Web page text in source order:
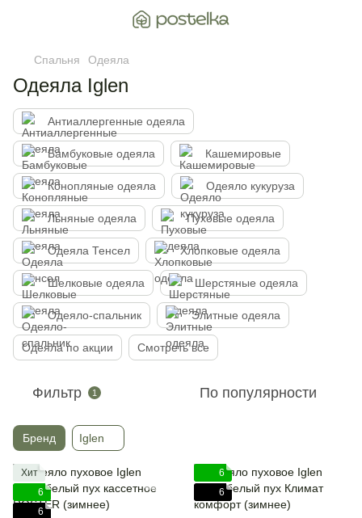
Спальня Одеяла
Одеяла Iglen
Антиаллергенные одеяла
Бамбуковые одеяла Кашемировые
Конопляные одеяла Одеяло кукуруза
Льняные одеяла Пуховые одеяла
Одеяла Тенсел Хлопковые одеяла
Шелковые одеяла Шерстяные одеяла
Одеяло-спальник Элитные одеяла
Одеяла по акции Смотреть все
Фильтр 1 По популярности
Бренд Iglen
Хит
6
6
6
6